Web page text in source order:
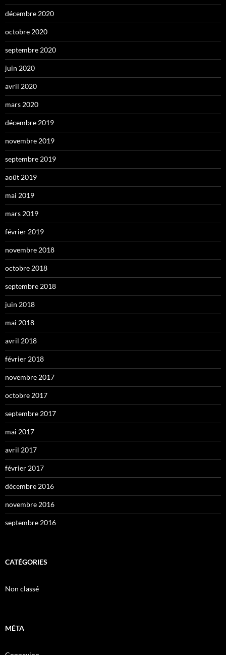
décembre 2020
octobre 2020
septembre 2020
juin 2020
avril 2020
mars 2020
décembre 2019
novembre 2019
septembre 2019
août 2019
mai 2019
mars 2019
février 2019
novembre 2018
octobre 2018
septembre 2018
juin 2018
mai 2018
avril 2018
février 2018
novembre 2017
octobre 2017
septembre 2017
mai 2017
avril 2017
février 2017
décembre 2016
novembre 2016
septembre 2016
CATÉGORIES
Non classé
MÉTA